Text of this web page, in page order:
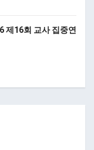
제16회 교사 집중연